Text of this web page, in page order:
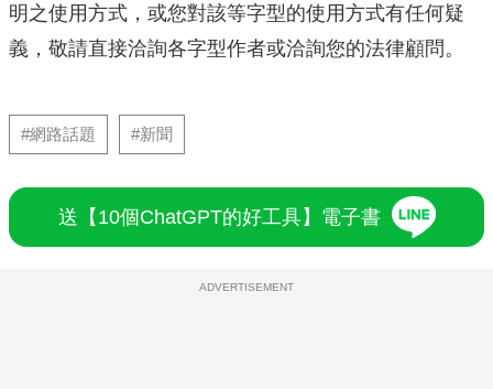
明之使用方式，或您對該等字型的使用方式有任何疑
義，敬請直接洽詢各字型作者或洽詢您的法律顧問。
#網路話題 #新聞
送【10個ChatGPT的好工具】電子書
ADVERTISEMENT